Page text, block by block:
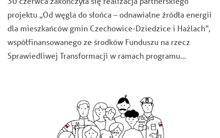
projektu „Od węgla do słońca – odnawialne źródła energii
dla mieszkańców gmin Czechowice-Dziedzice i Hażlach”,
współfinansowanego ze środków Funduszu na rzecz
Sprawiedliwej Transformacji w ramach programu…